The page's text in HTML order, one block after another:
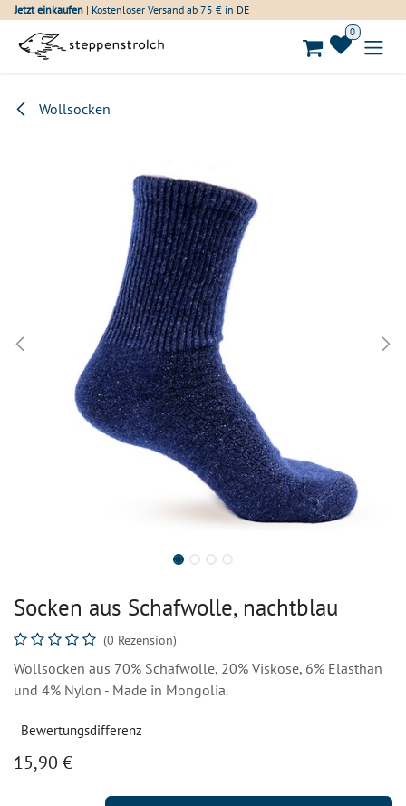
Zum Inhalt springen
Jetzt einkaufen | Kostenloser Versand ab 75 € in DE
0
Wollsocken
Socken aus Schafwolle, nachtblau
(0 Rezension)
Wollsocken aus 70% Schafwolle, 20% Viskose, 6% Elasthan
und 4% Nylon - Made in Mongolia.
Bewertungsdifferenz
15,90 €